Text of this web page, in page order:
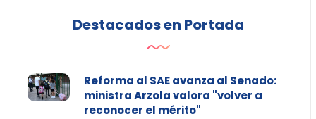
Destacados en Portada
Reforma al SAE avanza al Senado:
ministra Arzola valora "volver a
reconocer el mérito"